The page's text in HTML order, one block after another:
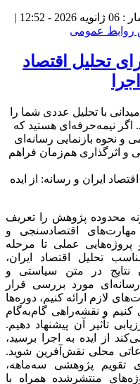
- 12:52 |
روابط عمومی
تحلیل اقتصاد
با تحلیل عددی شما را
اگر نیمه‌حرفه‌ای هستید که
و نحوه بازنمایی رسانه‌ای
و اثرگذاری هم‌زمان فراهم
محدوده پژوهش را تعریف
مهارت‌های اقتصادسنجی و
عملی تا مرحله
تحلیل اقتصاد ایران،
نتایج در متن سیاستی و
مورد بررسی قرار
لازم ارائه کنیم، دوره‌ها
و نقشه‌راهی گام‌به‌گام
تأثیر آن پیشنهاد دهیم.
از ایده به اجرا برسید،
محلی نقش‌آفرین شوید.
تقویم پژوهشی سه‌ماهه،
منتشرشده همراه با